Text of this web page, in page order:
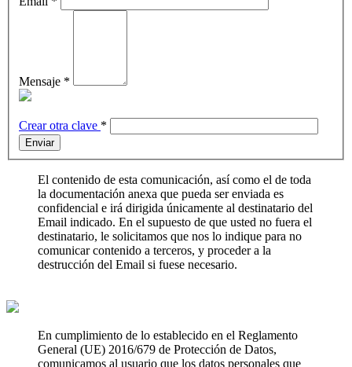
Mensaje *
Crear otra clave *
Enviar
El contenido de esta comunicación, así como el de toda
la documentación anexa que pueda ser enviada es
confidencial e irá dirigida únicamente al destinatario del
Email indicado. En el supuesto de que usted no fuera el
destinatario, le solicitamos que nos lo indique para no
comunicar contenido a terceros, y proceder a la
destrucción del Email si fuese necesario.
En cumplimiento de lo establecido en el Reglamento
General (UE) 2016/679 de Protección de Datos,
comunicamos al usuario que los datos personales que